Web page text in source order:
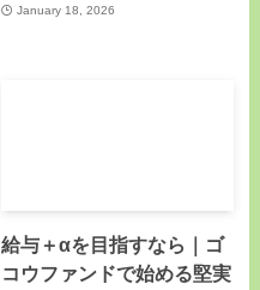
January 18, 2026
給与＋αを目指すなら｜ゴ
コウファンドで始める堅実